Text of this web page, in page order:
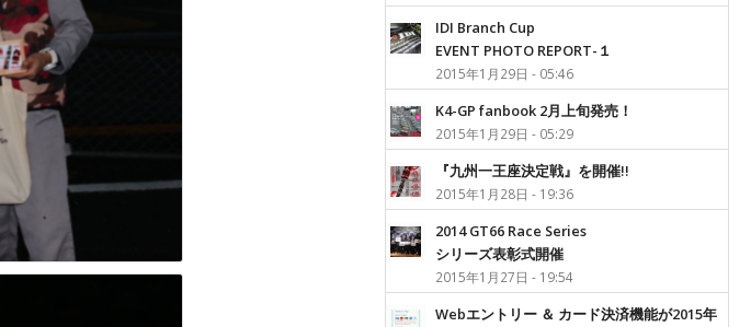
IDI Branch Cup
EVENT PHOTO REPORT-１
2015年1月29日 - 05:46
K4-GP fanbook 2月上旬発売！
2015年1月29日 - 05:29
『九州一王座決定戦』を開催!!
2015年1月28日 - 19:36
2014 GT66 Race Series
シリーズ表彰式開催
2015年1月27日 - 19:54
Webエントリー ＆ カード決済機能が2015年